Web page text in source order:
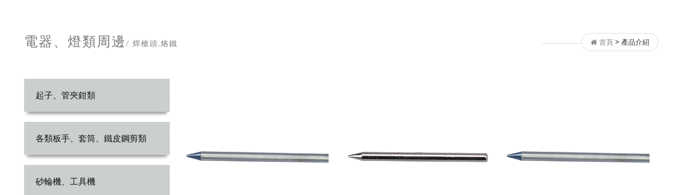
電器、燈類周邊 / 焊槍頭,烙鐵 首頁 > 產品介紹
起子、管夾鉗類
各類板手、套筒、鐵皮鋼剪類
砂輪機、工具機